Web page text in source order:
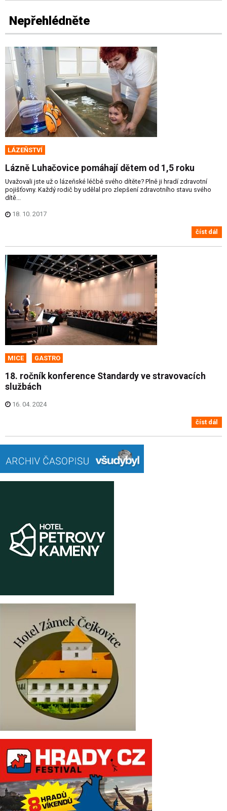
Nepřehlédněte
LÁZEŇSTVÍ
Lázně Luhačovice pomáhají dětem od 1,5 roku
Uvažovali jste už o lázeňské léčbě svého dítěte? Plně ji hradí zdravotní
pojišťovny. Každý rodič by udělal pro zlepšení zdravotního stavu svého
dítě...
18. 10. 2017
číst dál
MICE GASTRO
18. ročník konference Standardy ve stravovacích
službách
16. 04. 2024
číst dál